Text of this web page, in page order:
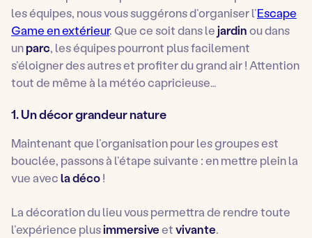
les équipes, nous vous suggérons d’organiser l’Escape
Game en extérieur. Que ce soit dans lejardinou dans
unparc, les équipes pourront plus facilement
s’éloigner des autres et profiter du grand air ! Attention
tout de même à la météo capricieuse…
1. Un décor grandeur nature
Maintenant que l’organisation pour les groupes est
bouclée, passons à l’étape suivante : en mettre plein la
vue avecla déco!
La décoration du lieu vous permettra de rendre toute
l’expérience plusimmersiveetvivante.